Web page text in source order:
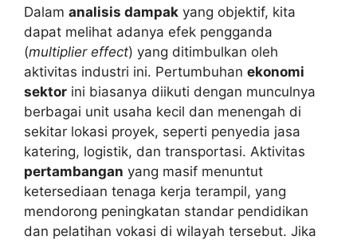
Dalam analisis dampak yang objektif, kita
dapat melihat adanya efek pengganda
(multiplier effect) yang ditimbulkan oleh
aktivitas industri ini. Pertumbuhan ekonomi
sektor ini biasanya diikuti dengan munculnya
berbagai unit usaha kecil dan menengah di
sekitar lokasi proyek, seperti penyedia jasa
katering, logistik, dan transportasi. Aktivitas
pertambangan yang masif menuntut
ketersediaan tenaga kerja terampil, yang
mendorong peningkatan standar pendidikan
dan pelatihan vokasi di wilayah tersebut. Jika